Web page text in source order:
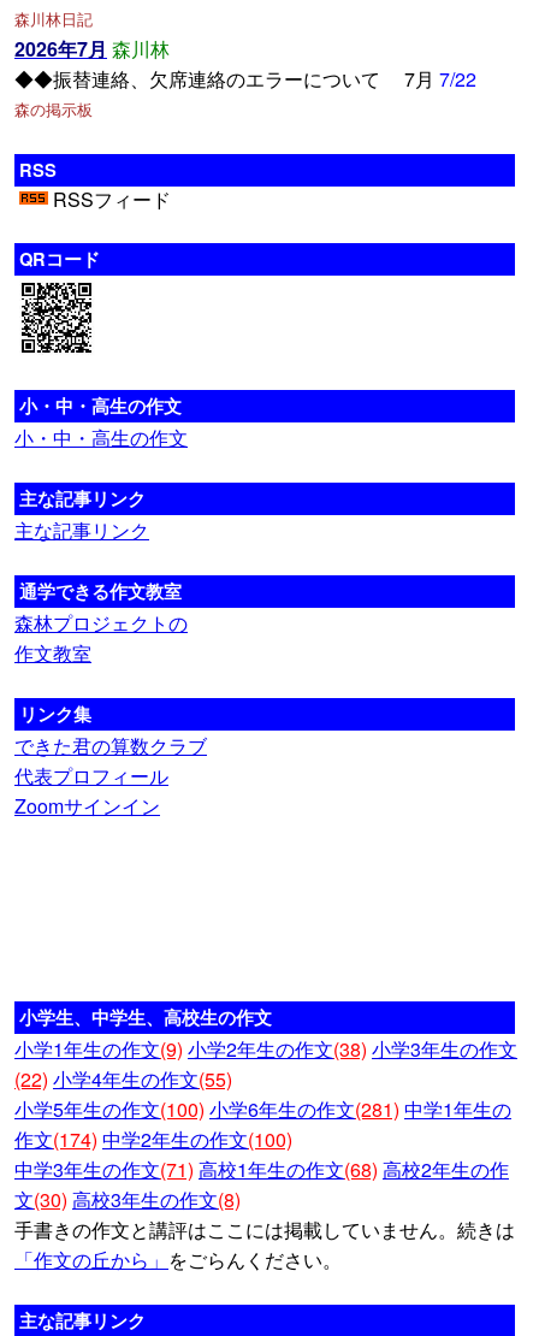
森川林日記
2026年7月 森川林
◆◆振替連絡、欠席連絡のエラーについて 7月 7/22
森の掲示板
RSS
RSSフィード
QRコード
小・中・高生の作文
小・中・高生の作文
主な記事リンク
主な記事リンク
通学できる作文教室
森林プロジェクトの
作文教室
リンク集
できた君の算数クラブ
代表プロフィール
Zoomサインイン
小学生、中学生、高校生の作文
小学1年生の作文(9) 小学2年生の作文(38) 小学3年生の作文
(22) 小学4年生の作文(55)
小学5年生の作文(100) 小学6年生の作文(281) 中学1年生の
作文(174) 中学2年生の作文(100)
中学3年生の作文(71) 高校1年生の作文(68) 高校2年生の作
文(30) 高校3年生の作文(8)
手書きの作文と講評はここには掲載していません。続きは
「作文の丘から」 をごらんください。
主な記事リンク